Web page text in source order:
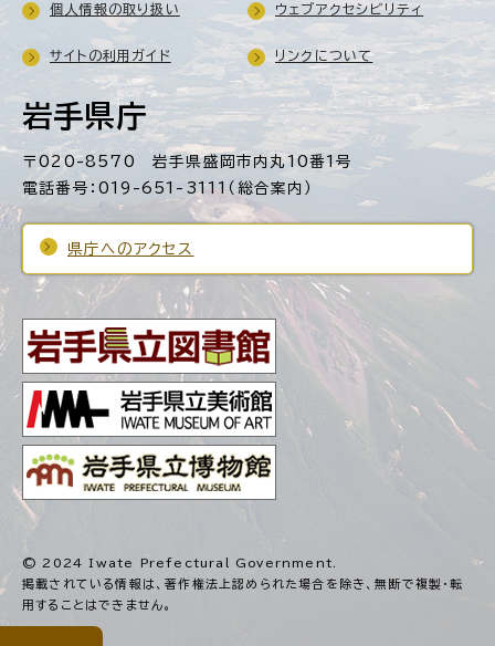
岩手県庁
〒020-8570 岩手県盛岡市内丸10番1号
電話番号：019-651-3111（総合案内）
県庁へのアクセス
個人情報の取り扱い ウェブアクセシビリティ
サイトの利用ガイド リンクについて
© 2024 Iwate Prefectural Government.
掲載されている情報は、著作権法上認められた場合を除き、無断で複製・転
用することはできません。